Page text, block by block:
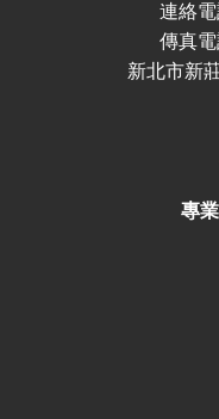
連絡
傳真
新北市新
專